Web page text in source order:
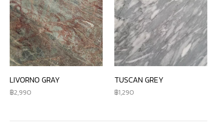
LIVORNO GRAY
2,990
TUSCAN GREY
1,290